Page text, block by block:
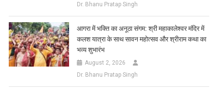
Dr. Bhanu Pratap Singh
आगरा में भक्ति का अनूठा संगम: श्री महाकालेश्वर मंदिर में
कलश यात्रा के साथ सावन महोत्सव और श्रीराम कथा का
भव्य शुभारंभ
August 2, 2026
Dr. Bhanu Pratap Singh